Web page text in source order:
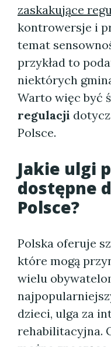
zaskakujące
kontrowersje i
temat
przykład to
niektórych
Warto więc być
regulacji
Polsce.
Jakie ulgi
dostępne
Polsce?
Polska oferuje
które mogą
wielu
dzieci, ulga za
rehabilitacyjna.